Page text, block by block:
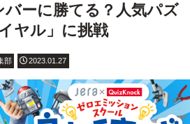
ーに勝てる？人気パズ
ヤル」に挑戦
部 2023.01.27